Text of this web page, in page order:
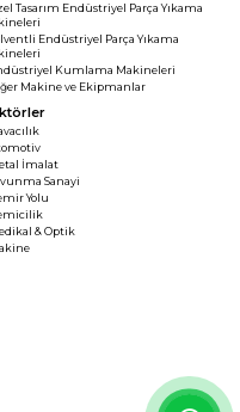
Tasarım Endüstriyel Parça Yıkama
Endüstriyel Parça Yıkama
Kumlama Makineleri
Makine ve Ekipmanlar
İmalat
Sanayi
Yolu
& Optik